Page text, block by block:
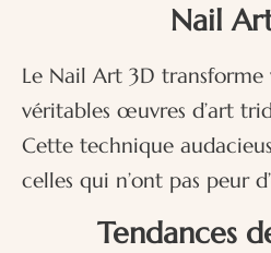
Nail
Le Nail Art 3D transforme
véritables œuvres d’art
Cette technique
celles qui n’ont pas peur
Tendances